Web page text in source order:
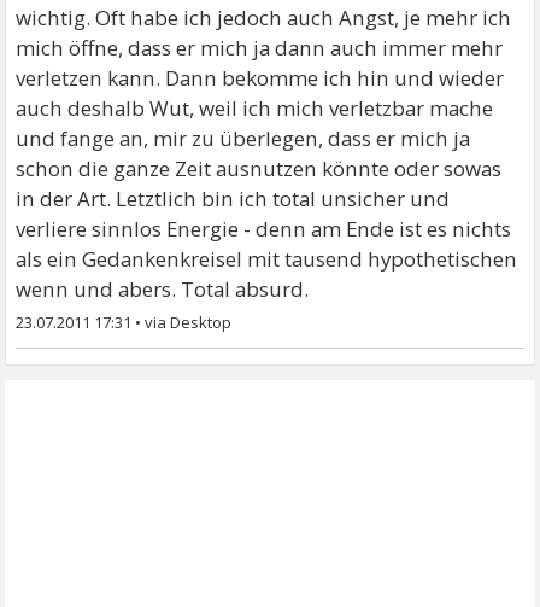
wichtig. Oft habe ich jedoch auch Angst, je mehr ich
mich öffne, dass er mich ja dann auch immer mehr
verletzen kann. Dann bekomme ich hin und wieder
auch deshalb Wut, weil ich mich verletzbar mache
und fange an, mir zu überlegen, dass er mich ja
schon die ganze Zeit ausnutzen könnte oder sowas
in der Art. Letztlich bin ich total unsicher und
verliere sinnlos Energie - denn am Ende ist es nichts
als ein Gedankenkreisel mit tausend hypothetischen
wenn und abers. Total absurd.
23.07.2011 17:31 •